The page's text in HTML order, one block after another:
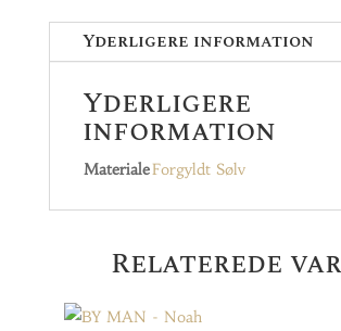
Yderligere information
Yderligere
information
MaterialeForgyldt Sølv
Relaterede